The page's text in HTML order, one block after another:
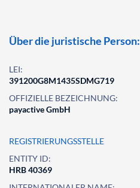
Über die juristische Person:
LEI:
391200G8M1435SDMG719
OFFIZIELLE BEZEICHNUNG:
payactive GmbH
REGISTRIERUNGSSTELLE
ENTITY ID:
HRB 40369